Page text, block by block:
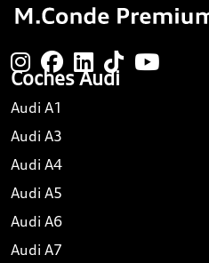
Coches Audi
Audi A1
Audi A3
Audi A4
Audi A5
Audi A6
Audi A7